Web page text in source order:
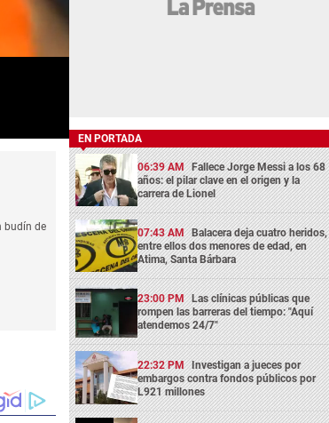
budín de
EN PORTADA
06:39 AM Fallece Jorge Messi a los 68
años: el pilar clave en el origen y la
carrera de Lionel
07:43 AM Balacera deja cuatro heridos,
entre ellos dos menores de edad, en
Atima, Santa Bárbara
23:00 PM Las clínicas públicas que
rompen las barreras del tiempo: "Aquí
atendemos 24/7"
22:32 PM Investigan a jueces por
embargos contra fondos públicos por
L921 millones